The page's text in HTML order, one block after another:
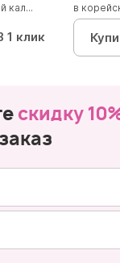
кал...
1 клик
в
скидку